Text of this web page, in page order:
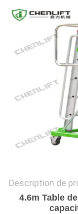
NOUVELLES
DEMANDEZ
UN DEVIS
PLAN
Description de
4.6m Table